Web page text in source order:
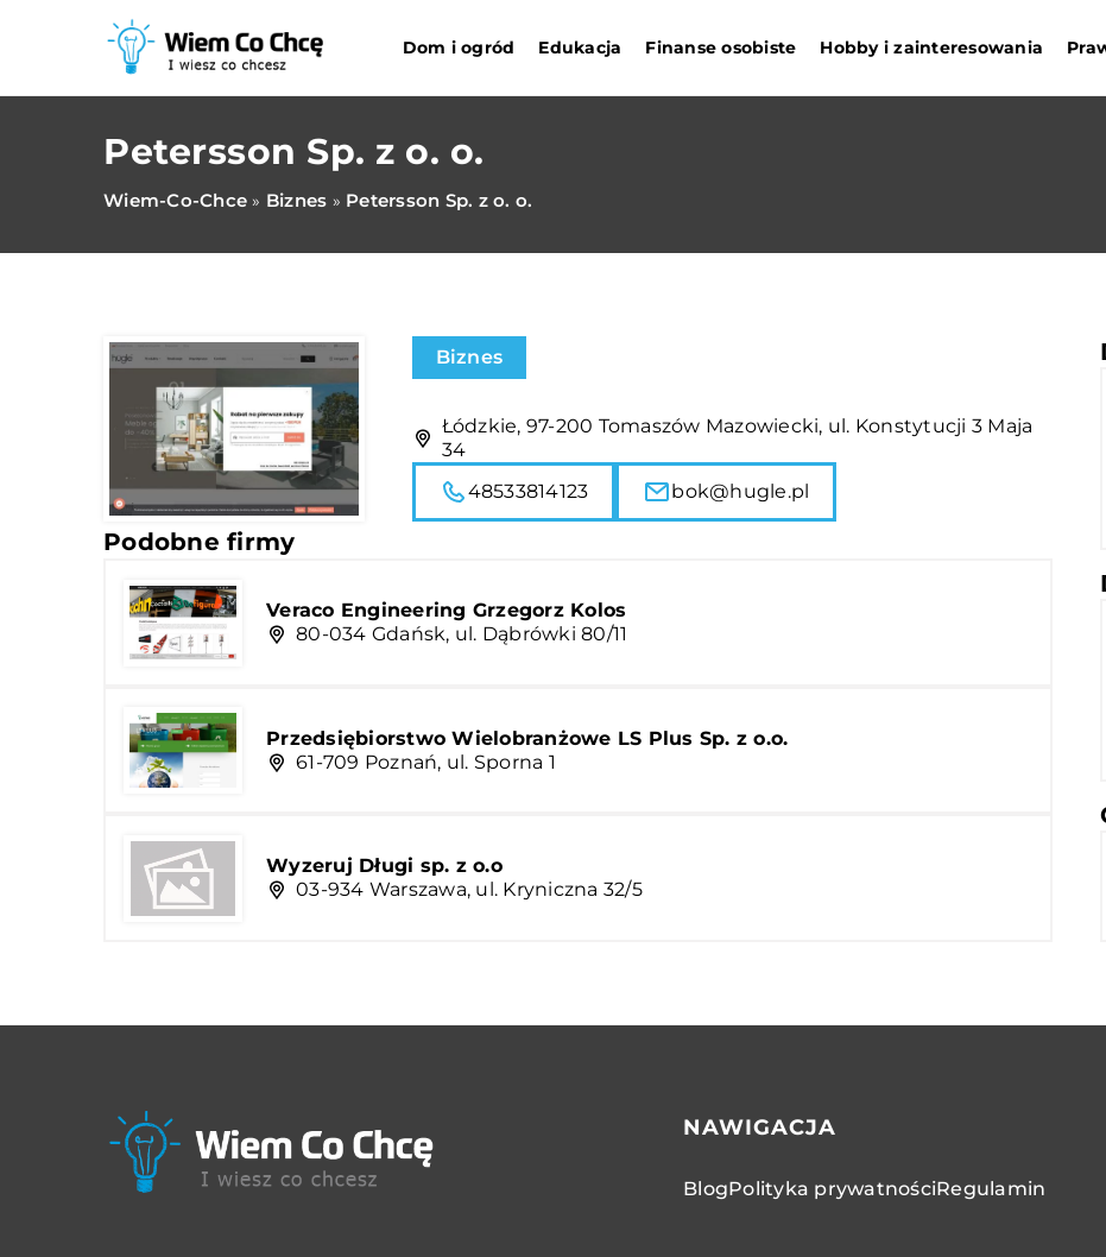
Dom i ogród Edukacja Finanse osobiste Hobby i zainteresowania
Petersson Sp. z o. o.
Wiem-Co-Chce » Biznes » Petersson Sp. z o. o.
Biznes
Łódzkie, 97-200 Tomaszów Mazowiecki, ul. Konstytucji 3 Maja
34
48533814123
bok@hugle.pl
Podobne firmy
Veraco Engineering Grzegorz Kolos
80-034 Gdańsk, ul. Dąbrówki 80/11
Przedsiębiorstwo Wielobranżowe LS Plus Sp. z o.o.
61-709 Poznań, ul. Sporna 1
Wyzeruj Długi sp. z o.o
03-934 Warszawa, ul. Kryniczna 32/5
NAWIGACJA
BlogPolityka prywatnościRegulamin